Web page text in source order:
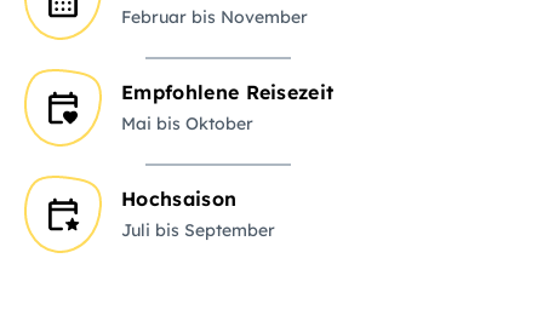
Februar bis November
Empfohlene Reisezeit
Mai bis Oktober
Hochsaison
Juli bis September